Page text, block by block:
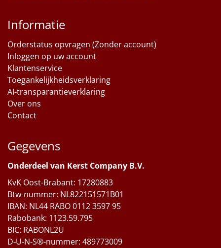
Informatie
Orderstatus opvragen (Zonder account)
Inloggen op uw account
Klantenservice
Toegankelijkheidsverklaring
AI-transparantieverklaring
Over ons
Contact
Gegevens
Onderdeel van Kerst Company B.V.
KvK Oost-Brabant: 17280883
Btw-nummer: NL822151571B01
IBAN: NL44 RABO 0112 3597 95
Rabobank: 1123.59.795
BIC: RABONL2U
D-U-N-S®-nummer: 489773009